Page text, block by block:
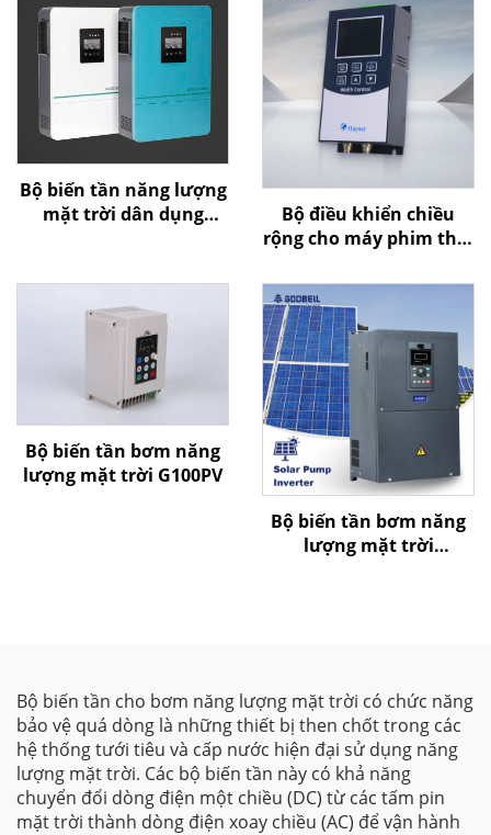
Bộ biến tần năng lượng
mặt trời dân dụng
Bộ điều khiển chiều
rộng cho máy phim thổi
Bộ biến tần bơm năng
lượng mặt trời G100PV
Bộ biến tần bơm năng
lượng mặt trời
Bộ biến tần cho bơm năng lượng mặt trời có chức năng
bảo vệ quá dòng là những thiết bị then chốt trong các
hệ thống tưới tiêu và cấp nước hiện đại sử dụng năng
lượng mặt trời. Các bộ biến tần này có khả năng
chuyển đổi dòng điện một chiều (DC) từ các tấm pin
mặt trời thành dòng điện xoay chiều (AC) để vận hành